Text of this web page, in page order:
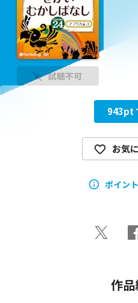
試聴不可
943pt
お気
ポイン
作